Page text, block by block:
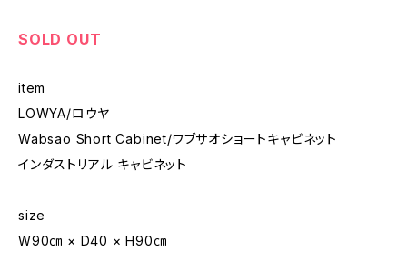
SOLD OUT
item
LOWYA/ロウヤ
Wabsao Short Cabinet/ワブサオショートキャビネット
インダストリアル キャビネット
size
W90㎝ × D40 × H90㎝